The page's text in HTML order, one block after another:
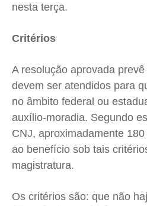
nesta terça.
Critérios
A resolução aprovada
devem ser atendidos para
no âmbito federal ou
auxílio-moradia. Segundo
CNJ, aproximadamente
ao benefício sob tais
magistratura.
Os critérios são: que não